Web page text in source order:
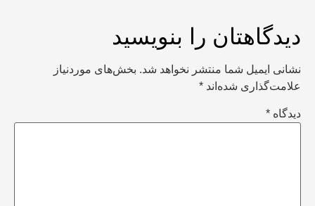
دیدگاهتان را بنویسید
نشانی ایمیل شما منتشر نخواهد شد. بخش‌های موردنیاز
علامت‌گذاری شده‌اند *
دیدگاه *